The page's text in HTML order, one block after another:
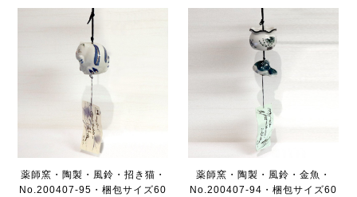
薬師窯・陶製・風鈴・招き猫・
No.200407-95・梱包サイズ60
薬師窯・陶製・風鈴・金魚・
No.200407-94・梱包サイズ60